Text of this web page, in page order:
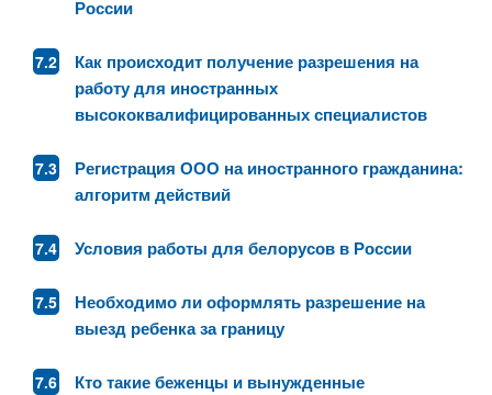
России
Как происходит получение разрешения на
работу для иностранных
высококвалифицированных специалистов
Регистрация ООО на иностранного гражданина:
алгоритм действий
Условия работы для белорусов в России
Необходимо ли оформлять разрешение на
выезд ребенка за границу
Кто такие беженцы и вынужденные